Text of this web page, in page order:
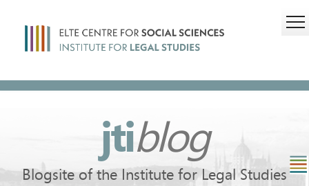
jtiblog
Blogsite of the Institute for Legal Studies